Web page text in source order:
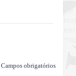
Campos obrigatórios